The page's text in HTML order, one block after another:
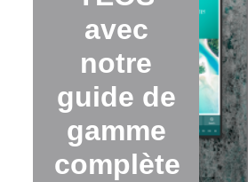
avec
notre
guide de
gamme
complète